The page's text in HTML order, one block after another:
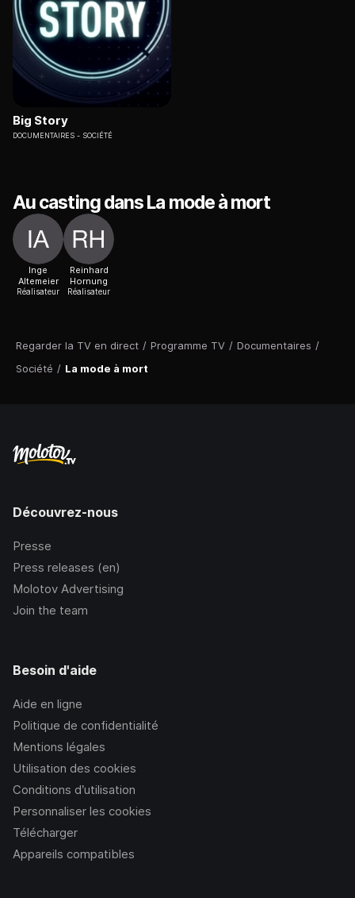
Regarder la TV en direct / Programme TV / Documentaires /
Société / La mode à mort
Big Story
DOCUMENTAIRES SOCIÉTÉ
Au casting dans La mode à mort
Inge
Altemeier
Réalisateur
Reinhard
Hornung
Réalisateur
Découvrez-nous
Presse
Press releases (en)
Molotov Advertising
Join the team
Besoin d'aide
Aide en ligne
Politique de confidentialité
Mentions légales
Utilisation des cookies
Conditions d’utilisation
Personnaliser les cookies
Télécharger
Appareils compatibles